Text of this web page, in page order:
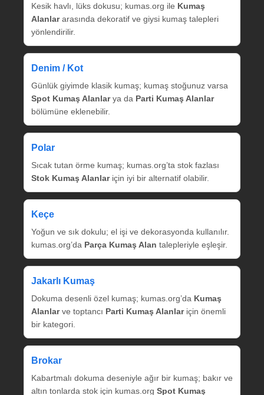
Kesik havlı, lüks dokusu; kumas.org ile Kumaş
Alanlararasında dekoratif ve giysi kumaş talepleri
yönlendirilir.
Denim / Kot
Günlük giyimde klasik kumaş; kumaş stoğunuz varsa
Spot Kumaş Alanlarya da Parti Kumaş Alanlar
bölümüne eklenebilir.
Polar
Sıcak tutan örme kumaş; kumas.org’ta stok fazlası
Stok Kumaş Alanlariçin iyi bir alternatif olabilir.
Keçe
Yoğun ve sık dokulu; el işi ve dekorasyonda kullanılır.
kumas.org’da Parça Kumaş Alan talepleriyle eşleşir.
Jakarlı Kumaş
Dokuma desenli özel kumaş; kumas.org’da Kumaş
Alanlarve toptancı Parti Kumaş Alanlariçin önemli
bir kategori.
Brokar
Kabartmalı dokuma deseniyle ağır bir kumaş; bakır ve
altın tonlarda stok için kumas.org Spot Kumaş